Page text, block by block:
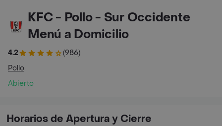
KFC - Pollo - Sur Occidente
Menú a Domicilio
4.2
(986)
Pollo
Abierto
Horarios de Apertura y Cierre